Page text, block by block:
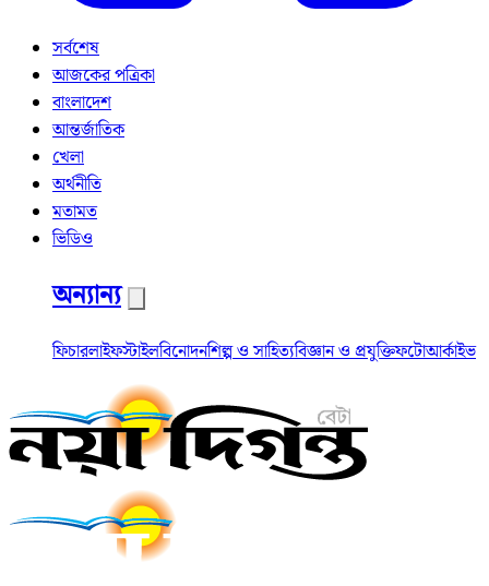
সর্বশেষ
আজকের পত্রিকা
বাংলাদেশ
আন্তর্জাতিক
খেলা
অর্থনীতি
মতামত
ভিডিও
অন্যান্য
ফিচারলাইফস্টাইলবিনোদনশিল্প ও সাহিত্যবিজ্ঞান ও প্রযুক্তিফটোআর্কাইভ